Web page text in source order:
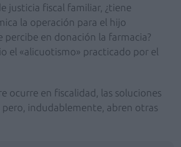
justicia fiscal familiar, ¿tiene
la operación para el hijo
percibe en donación la farmacia?
el «alicuotismo» practicado por el
ocurre en fiscalidad, las soluciones
pero, indudablemente, abren otras